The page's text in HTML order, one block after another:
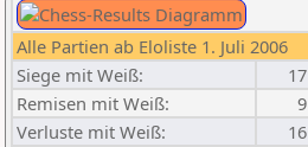
Alle Partien ab Eloliste 1. Juli 2006
Siege mit Weiß:
17
Remisen mit Weiß:
9
Verluste mit Weiß:
16